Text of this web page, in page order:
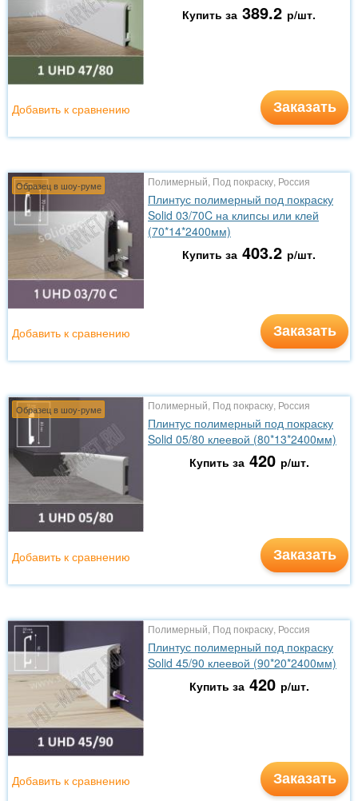
Купить за 389.2 р/шт.
Заказать
Добавить к сравнению
Образец в шоу-руме Полимерный, Под покраску, Россия
Плинтус полимерный под покраску
Solid 03/70C на клипсы или клей
(70*14*2400мм)
Купить за 403.2 р/шт.
Заказать
Добавить к сравнению
Образец в шоу-руме Полимерный, Под покраску, Россия
Плинтус полимерный под покраску
Solid 05/80 клеевой (80*13*2400мм)
Купить за 420 р/шт.
Заказать
Добавить к сравнению
Полимерный, Под покраску, Россия
Плинтус полимерный под покраску
Solid 45/90 клеевой (90*20*2400мм)
Купить за 420 р/шт.
Заказать
Добавить к сравнению